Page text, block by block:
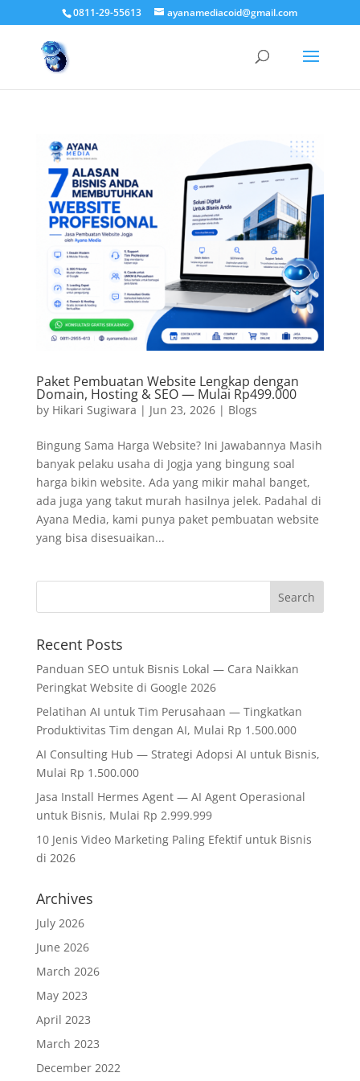
0811-29-55613 ayanamediacoid@gmail.com
Paket Pembuatan Website Lengkap dengan
Domain, Hosting & SEO — Mulai Rp499.000
by Hikari Sugiwara | Jun 23, 2026| Blogs
Bingung Sama Harga Website? Ini Jawabannya Masih
banyak pelaku usaha di Jogja yang bingung soal
harga bikin website. Ada yang mikir mahal banget,
ada juga yang takut murah hasilnya jelek. Padahal di
Ayana Media, kami punya paket pembuatan website
yang bisa disesuaikan...
Recent Posts
Panduan SEO untuk Bisnis Lokal — Cara Naikkan
Peringkat Website di Google 2026
Pelatihan AI untuk Tim Perusahaan — Tingkatkan
Produktivitas Tim dengan AI, Mulai Rp 1.500.000
AI Consulting Hub — Strategi Adopsi AI untuk Bisnis,
Mulai Rp 1.500.000
Jasa Install Hermes Agent — AI Agent Operasional
untuk Bisnis, Mulai Rp 2.999.999
10 Jenis Video Marketing Paling Efektif untuk Bisnis
di 2026
Archives
July 2026
June 2026
March 2026
May 2023
April 2023
March 2023
December 2022